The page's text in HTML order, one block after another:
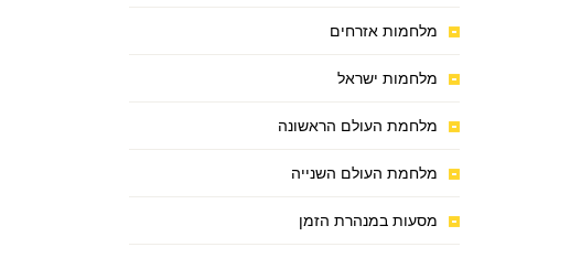
מלחמות אזרחים
מלחמות ישראל
מלחמת העולם הראשונה
מלחמת העולם השנייה
מסעות במנהרת הזמן